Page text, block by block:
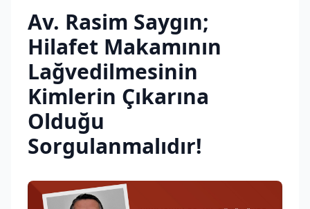
Av. Rasim Saygın;
Hilafet Makamının
Lağvedilmesinin
Kimlerin Çıkarına
Olduğu
Sorgulanmalıdır!